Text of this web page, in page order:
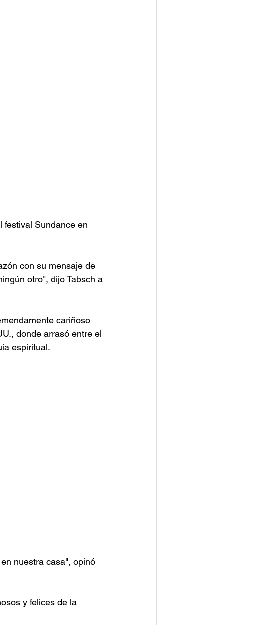
festival Sundance en
con su mensaje de
otro", dijo Tabsch a
cariñoso
donde arrasó entre el
espiritual.
nuestra casa", opinó
y felices de la